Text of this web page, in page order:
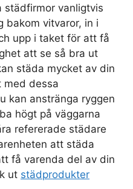
vanligtvis
bakom vitvaror, in i
upp i taket för att få
att se så bra ut
städa mycket av din
med dessa
kan anstränga ryggen
högt på väggarna
refererade städare
att städa
få varenda del av din
ut städprodukter